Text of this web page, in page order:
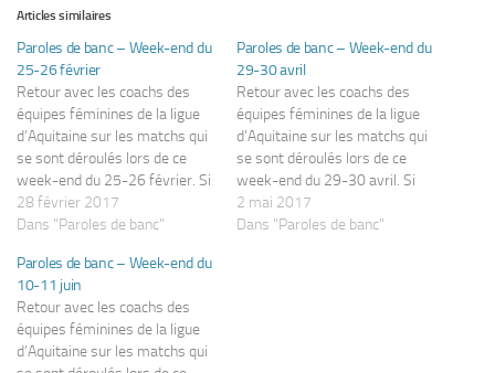
Articles similaires
Paroles de banc – Week-end du
25-26 février
Retour avec les coachs des
équipes féminines de la ligue
d’Aquitaine sur les matchs qui
se sont déroulés lors de ce
week-end du 25-26 février. Si
vous êtes un(e) coach
intéressé(e) (ou une joueuse)
rubrique, merci de me
contacter par mail à
marion@famfoot.fr. Division
Honneur Régionale…
28 février 2017
Dans "Paroles de banc"
Paroles de banc – Week-end du
29-30 avril
Retour avec les coachs des
équipes féminines de la ligue
d’Aquitaine sur les matchs qui
se sont déroulés lors de ce
week-end du 29-30 avril. Si
vous êtes un(e) coach
intéressé(e) (ou une joueuse)
2 mai 2017
Dans "Paroles de banc"
Paroles de banc – Week-end du
10-11 juin
Retour avec les coachs des
équipes féminines de la ligue
d’Aquitaine sur les matchs qui